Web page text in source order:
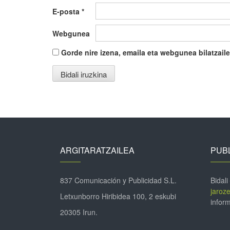
E-posta *
Webgunea
Gorde nire izena, emaila eta webgunea
ARGITARATZAILEA
837 Comunicación y Publicidad S.L.
Letxunborro Hiribidea 100, 2 eskubi
20305 Irun.